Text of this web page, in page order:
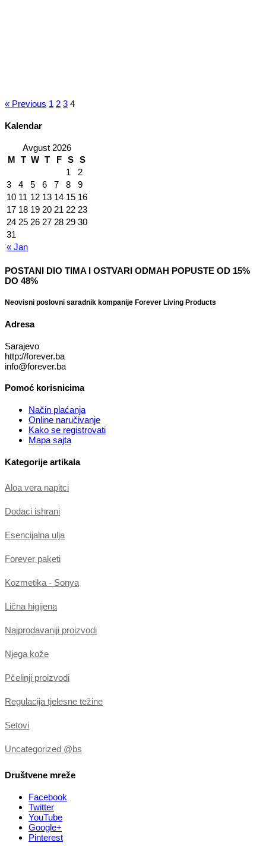
« Previous 1 2 3 4
Kalendar
Avgust 2026
M T W T F S S
« Jan
1
2
3
4 5 6 7 8
9
10 11 12 13 14 15 16
17 18 19 20 21 22 23
24 25 26 27 28 29 30
31
POSTANI DIO TIMA I OSTVARI ODMAH POPUSTE OD 15%
DO 48%
Neovisni poslovni saradnik kompanije Forever Living Products
Adresa
Sarajevo
http://forever.ba
info@forever.ba
Pomoć korisnicima
Način plaćanja
Online naručivanje
Kako se registrovati
Mapa sajta
Kategorije artikala
Aloa vera napitci
Dodaci ishrani
Esencijalna ulja
Forever paketi
Kozmetika - Sonya
Lična higijena
Najprodavaniji proizvodi
Njega kože
Pčelinji proizvodi
Regulacija tjelesne težine
Setovi
Uncategorized @bs
Društvene mreže
Facebook
Twitter
YouTube
Google+
Pinterest